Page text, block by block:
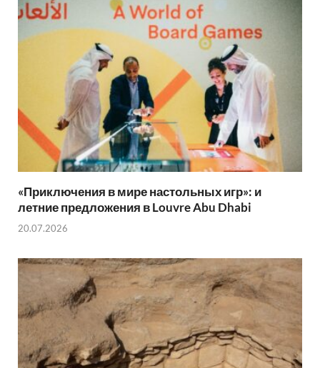
«Приключения в мире настольных игр»: и
летние предложения в Louvre Abu Dhabi
20.07.2026